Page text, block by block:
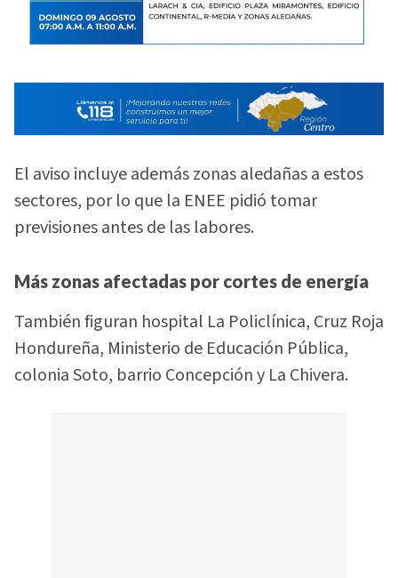
El aviso incluye además zonas aledañas a estos
sectores, por lo que la ENEE pidió tomar
previsiones antes de las labores.
Más zonas afectadas por cortes de energía
También figuran hospital La Policlínica, Cruz Roja
Hondureña, Ministerio de Educación Pública,
colonia Soto, barrio Concepción y La Chivera.